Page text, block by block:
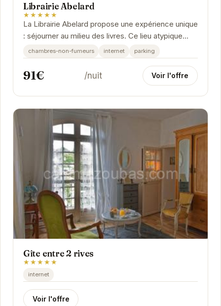
Librairie Abelard
★★★★★
La Librairie Abelard propose une expérience unique
: séjourner au milieu des livres. Ce lieu atypique
offre un cadre chaleureux et convivial,...
chambres-non-fumeurs internet parking
91€ /nuit Voir l'offre
Gîte entre 2 rives
★★★★★
internet
Voir l'offre